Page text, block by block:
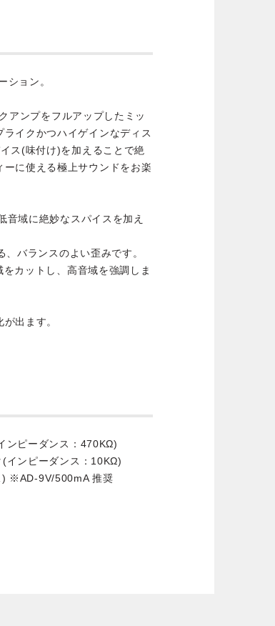
ション。
アンプをフルアップしたミッ
ライクかつハイゲインなディス
ス(味付け)を加えることで絶
に使える極上サウンドをお楽
音域に絶妙なスパイスを加え
バランスのよい歪みです。
カットし、高音域を強調しま
出ます。
ンピーダンス：470KΩ)
インピーダンス：10KΩ)
) ※AD-9V/500mA 推奨